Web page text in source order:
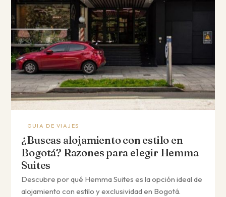
GUIA DE VIAJES
¿Buscas alojamiento con estilo en
Bogotá? Razones para elegir Hemma
Suites
Descubre por qué Hemma Suites es la opción ideal de
alojamiento con estilo y exclusividad en Bogotá.